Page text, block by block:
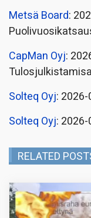
Metsä Board:
CapMan Oyj:
Solteq Oyj:
Solteq Oyj:
RELATED